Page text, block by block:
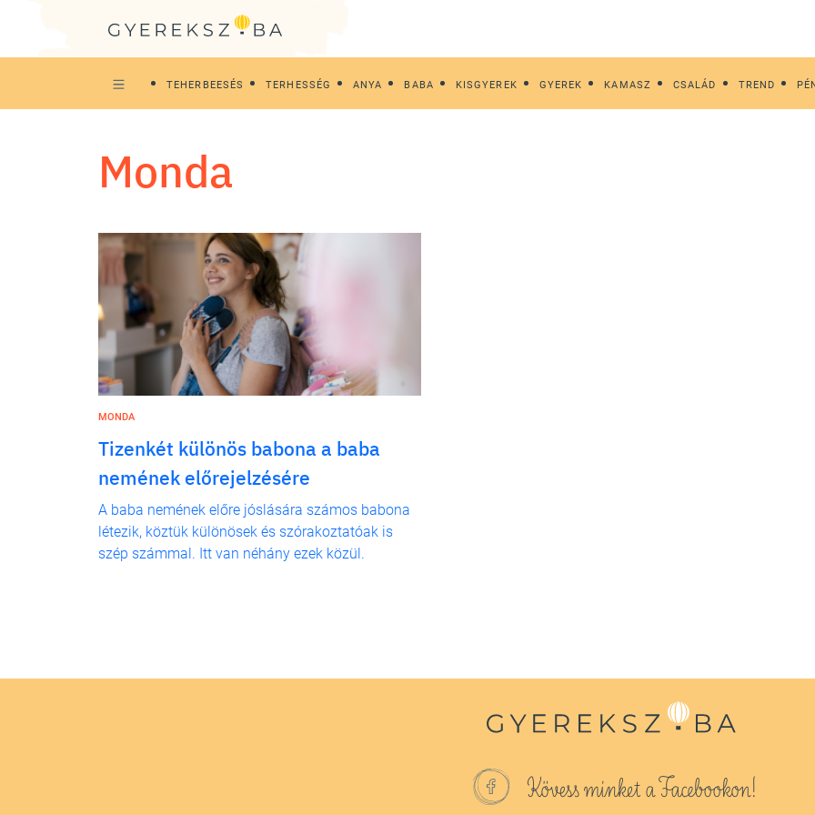
TEHERBEESÉS TERHESSÉG ANYA BABA KISGYEREK GYEREK KAMASZ CSALÁD TREND
monda
MONDA
Tizenkét különös babona a baba
nemének előrejelzésére
A baba nemének előre jóslására számos babona
létezik, köztük különösek és szórakoztatóak is
szép számmal. Itt van néhány ezek közül.
Kövess minket a Facebookon!